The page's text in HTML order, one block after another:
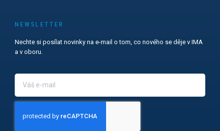
NEWSLETTER
Nechte si posílat novinky na e-mail o tom, co nového se děje v IMA
a v oboru.